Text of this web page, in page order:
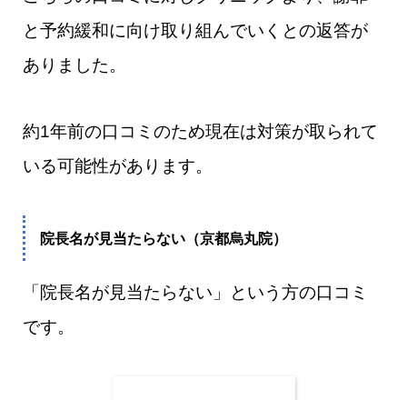
と予約緩和に向け取り組んでいくとの返答が
ありました。
約1年前の口コミのため現在は対策が取られて
いる可能性があります。
院長名が見当たらない（京都烏丸院）
「院長名が見当たらない」という方の口コミ
です。